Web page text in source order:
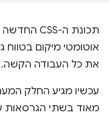
תכונת ה-CSS החדשה
אוטומטי מיקום
את כל העבודה הקשה.
עכשיו מגיע החלק
מאוד בשתי הגרסאות